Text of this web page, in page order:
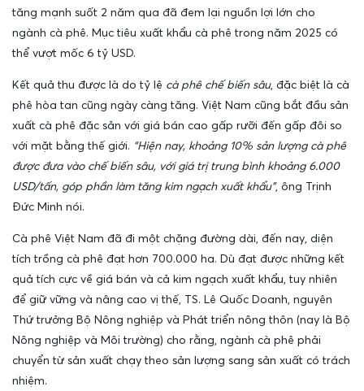
tăng mạnh suốt 2 năm qua đã đem lại nguồn lợi lớn cho
ngành cà phê. Mục tiêu xuất khẩu cà phê trong năm 2025 có
thể vượt mốc 6 tỷ USD.
Kết quả thu được là do tỷ lệ cà phê chế biến sâu, đặc biệt là cà
phê hòa tan cũng ngày càng tăng. Việt Nam cũng bắt đầu sản
xuất cà phê đặc sản với giá bán cao gấp rưỡi đến gấp đôi so
với mặt bằng thế giới. “Hiện nay, khoảng 10% sản lượng cà phê
được đưa vào chế biến sâu, với giá trị trung bình khoảng 6.000
USD/tấn, góp phần làm tăng kim ngạch xuất khẩu”, ông Trịnh
Đức Minh nói.
Cà phê Việt Nam đã đi một chặng đường dài, đến nay, diện
tích trồng cà phê đạt hơn 700.000 ha. Dù đạt được những kết
quả tích cực về giá bán và cả kim ngạch xuất khẩu, tuy nhiên
để giữ vững và nâng cao vị thế, TS. Lê Quốc Doanh, nguyên
Thứ trưởng Bộ Nông nghiệp và Phát triển nông thôn (nay là Bộ
Nông nghiệp và Môi trường) cho rằng, ngành cà phê phải
chuyển từ sản xuất chạy theo sản lượng sang sản xuất có trách
nhiệm.